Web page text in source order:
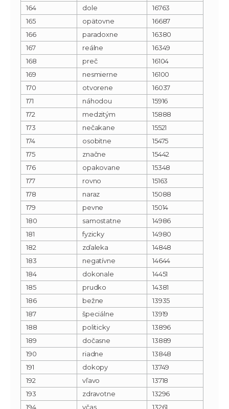
164
dole
16763
165
opätovne
16687
166
paradoxne
16380
167
reálne
16349
168
preč
16104
169
nesmierne
16100
170
otvorene
16037
171
náhodou
15916
172
medzitým
15888
173
nečakane
15521
174
osobitne
15475
175
značne
15442
176
opakovane
15348
177
rovno
15163
178
naraz
15088
179
pevne
15014
180
samostatne
14986
181
fyzicky
14980
182
zďaleka
14848
183
negatívne
14644
184
dokonale
14451
185
prudko
14381
186
bežne
13935
187
špeciálne
13919
188
politicky
13896
189
dočasne
13889
190
riadne
13848
191
dokopy
13749
192
vľavo
13718
193
zdravotne
13296
194
včas 13261